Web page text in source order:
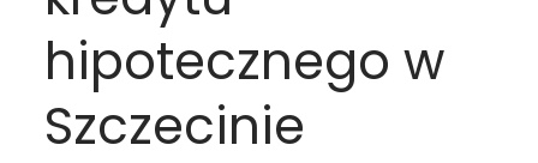
hipotecznego w
Szczecinie